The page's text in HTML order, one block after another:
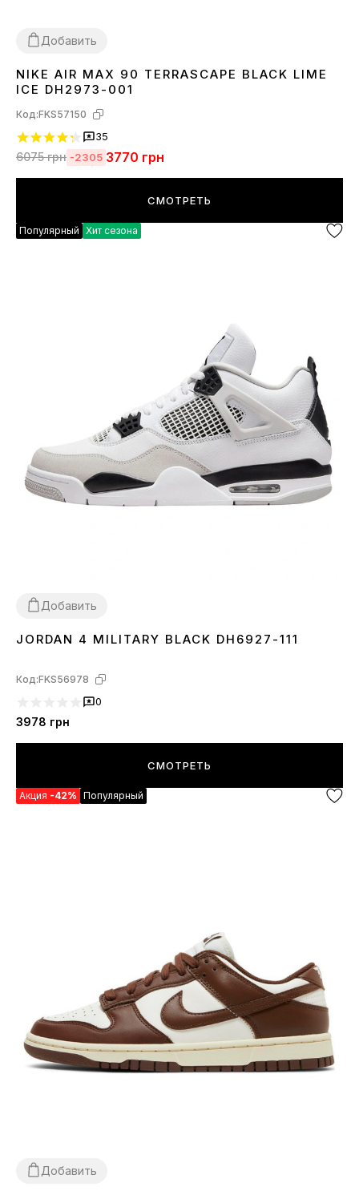
Добавить
3640 4142 434445
NIKE AIR MAX 90 TERRASCAPE BLACK LIME
ICE DH2973-001
Код:FKS57150
35
6075грн -2305 3770 грн
СМОТРЕТЬ
Популярный Хит сезона
Добавить
363738394041 424344
JORDAN 4 MILITARY BLACK DH6927-111
Код:FKS56978
0
3978 грн
СМОТРЕТЬ
Акция -42% Популярный
Добавить